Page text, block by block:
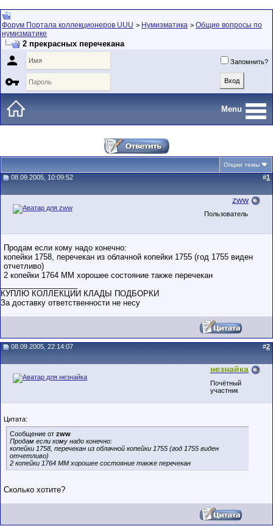
Форум Портала коллекционеров UUU > Нумизматика > Общие вопросы по
нумизматике
2 прекрасных перечекана
 Запомнить?

Menu
Опции темы
08.09.2005, 10:09:52 #1
zww
Пользователь
Продам если кому надо конечно:
копейки 1758, перечекан из облачной копейки 1755 (год 1755 виден
отчетливо)
2 копейки 1764 ММ хорошее состояние также перечекан
КУПЛЮ КОЛЛЕКЦИИ КЛАДЫ ПОДБОРКИ
За доставку ответственности не несу
08.09.2005, 22:14:07 #2
незнайка
Почётный
участник
Цитата:
Сообщение от zww
Продам если кому надо конечно:
копейки 1758, перечекан из облачной копейки 1755 (год 1755 виден
отчетливо)
2 копейки 1764 ММ хорошее состояние также перечекан
Сколько хотите?